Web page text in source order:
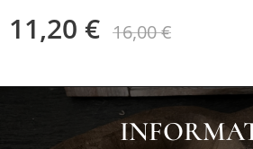
11,20 € 16,00€